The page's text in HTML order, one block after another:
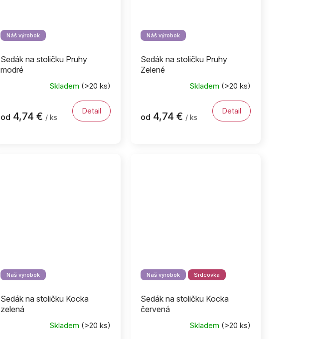
Náš výrobok
Sedák na stoličku Pruhy
modré
Skladem (>20 ks)
od 4,74 € / ks
Detail
Náš výrobok
Sedák na stoličku Pruhy
Zelené
Skladem (>20 ks)
od 4,74 € / ks
Detail
Náš výrobok
Sedák na stoličku Kocka
zelená
Skladem (>20 ks)
Náš výrobok Srdcovka
Sedák na stoličku Kocka
červená
Skladem (>20 ks)